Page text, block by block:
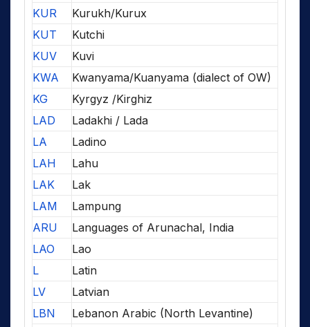
KUR
Kurukh/Kurux
KUT
Kutchi
KUV
Kuvi
KWA
Kwanyama/Kuanyama (dialect of OW)
KG
Kyrgyz /Kirghiz
LAD
Ladakhi / Lada
LA
Ladino
LAH
Lahu
LAK
Lak
LAM
Lampung
ARU
Languages of Arunachal, India
LAO
Lao
L
Latin
LV
Latvian
LBN
Lebanon Arabic (North Levantine)